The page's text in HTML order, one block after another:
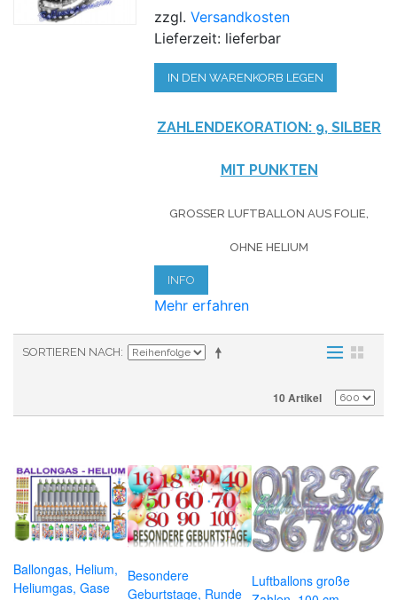
zzgl.Versandkosten
Lieferzeit: lieferbar
IN DEN WARENKORB LEGEN
ZAHLENDEKORATION: 9, SILBER
MIT PUNKTEN
GROSSER LUFTBALLON AUS FOLIE, O
HNE HELIUM
INFO
Mehr erfahren
SORTIEREN NACH
10 Artikel
Ballongas, Helium,
Heliumgas, Gase
Besondere
Geburtstage, Runde
Luftballons große